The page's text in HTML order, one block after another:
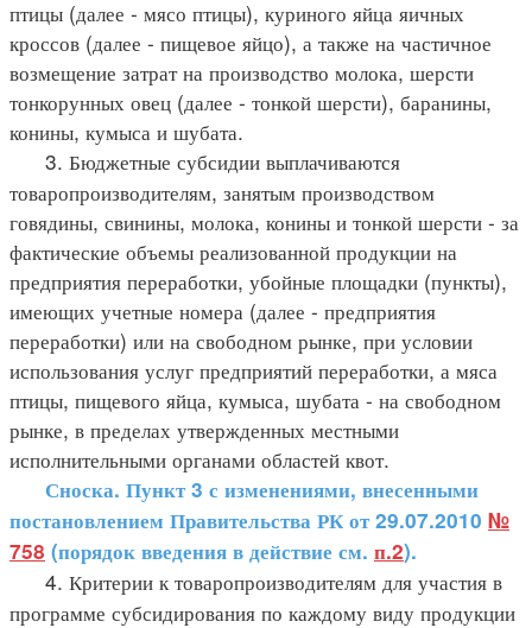
птицы (далее - мясо птицы), куриного яйца яичных
кроссов (далее - пищевое яйцо), а также на частичное
возмещение затрат на производство молока, шерсти
тонкорунных овец (далее - тонкой шерсти), баранины,
конины, кумыса и шубата.
3. Бюджетные субсидии выплачиваются
товаропроизводителям, занятым производством
говядины, свинины, молока, конины и тонкой шерсти - за
фактические объемы реализованной продукции на
предприятия переработки, убойные площадки (пункты),
имеющих учетные номера (далее - предприятия
переработки) или на свободном рынке, при условии
использования услуг предприятий переработки, а мяса
птицы, пищевого яйца, кумыса, шубата - на свободном
рынке, в пределах утвержденных местными
исполнительными органами областей квот.
Сноска. Пункт 3 с изменениями, внесенными
постановлением Правительства РК от 29.07.2010 №
758 (порядок введения в действие см. п.2).
4. Критерии к товаропроизводителям для участия в
программе субсидирования по каждому виду продукции